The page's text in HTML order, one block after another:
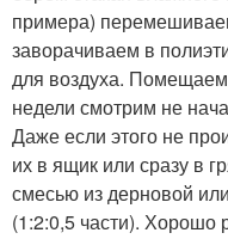
примера)
заворачиваем в
для воздуха.
недели смотрим не
Даже если этого не
их в ящик или сразу в
смесью из дерновой
(1:2:0,5 части). Хорошо